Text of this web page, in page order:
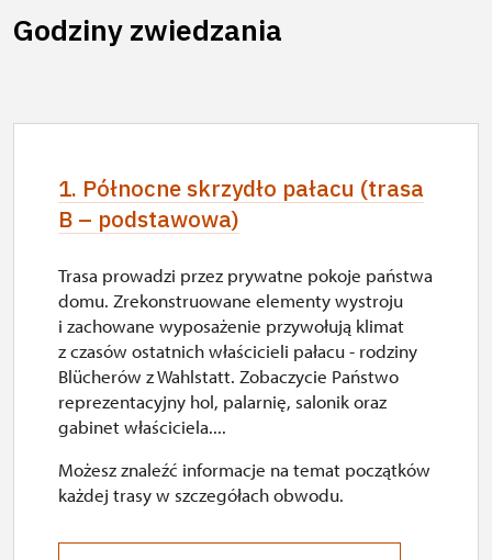
Godziny zwiedzania
1. Północne skrzydło pałacu (trasa
B – podstawowa)
Trasa prowadzi przez prywatne pokoje państwa
domu. Zrekonstruowane elementy wystroju
i zachowane wyposażenie przywołują klimat
z czasów ostatnich właścicieli pałacu - rodziny
Blücherów z Wahlstatt. Zobaczycie Państwo
reprezentacyjny hol, palarnię, salonik oraz
gabinet właściciela....
Możesz znaleźć informacje na temat początków
każdej trasy w szczegółach obwodu.